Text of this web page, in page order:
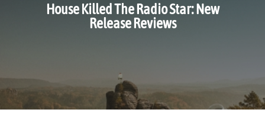
House Killed The Radio Star: New
Release Reviews